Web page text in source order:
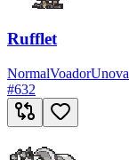
Rufflet
NormalVoadorUnova
#632